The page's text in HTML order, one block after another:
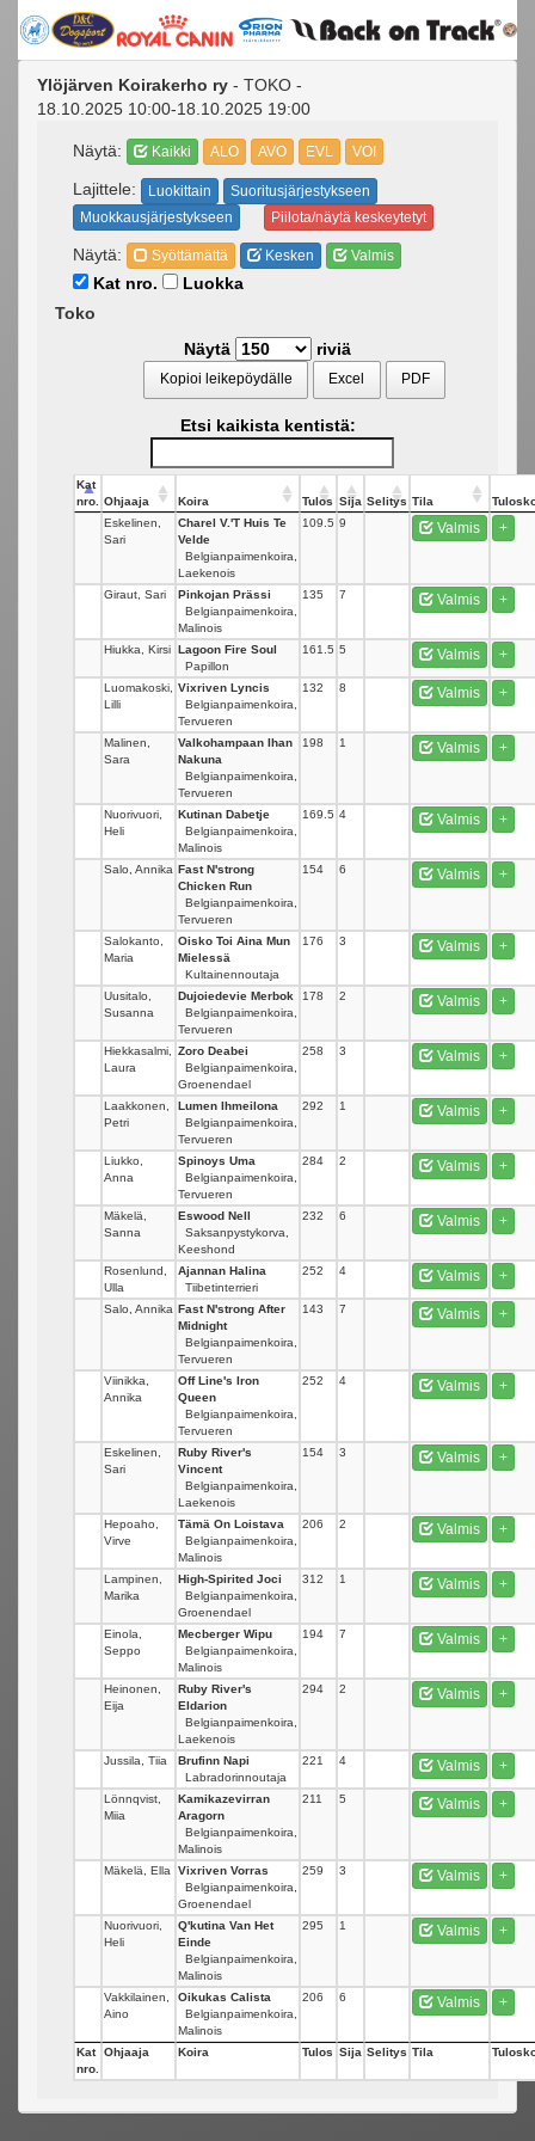
Ylöjärven Koirakerho ry - TOKO -
18.10.2025 10:00-18.10.2025 19:00
Näytä: Kaikki ALO AVO EVL VOI
Lajittele: Luokittain
Suoritusjärjestykseen
Muokkausjärjestykseen
Piilota/näytä keskeytetyt
Näytä: Syöttämättä Kesken Valmis
Kat nro.
Luokka
Toko
Näytä
riviä
Kopioi leikepöydälle Excel PDF
Etsi kaikista kentistä:
Kat
nro.
Ohjaaja Koira Tulos Sija Selitys Tila
Eskelinen,
Sari
Charel V.'t Huis Te
Velde
Belgianpaimenkoira,
Laekenois
109.5 9 Valmis +
Giraut, Sari
Pinkojan Prässi
Belgianpaimenkoira,
Malinois
135 7 Valmis +
Hiukka, Kirsi Lagoon Fire Soul
Papillon
161.5 5 Valmis +
Luomakoski,
Lilli
Vixriven Lyncis
Belgianpaimenkoira,
Tervueren
132 8 Valmis +
Malinen,
Sara
Valkohampaan Ihan
Nakuna
Belgianpaimenkoira,
Tervueren
198 1 Valmis +
Nuorivuori,
Heli
Kutinan Dabetje
Belgianpaimenkoira,
Malinois
169.5 4 Valmis +
Salo, Annika Fast N'strong
Chicken Run
Belgianpaimenkoira,
Tervueren
154 6 Valmis +
Salokanto,
Maria
Oisko Toi Aina Mun
Mielessä
Kultainennoutaja
176 3 Valmis +
Uusitalo,
Susanna
Dujoiedevie Merbok
Belgianpaimenkoira,
Tervueren
178 2 Valmis +
Hiekkasalmi,
Laura
Zoro Deabei
Belgianpaimenkoira,
Groenendael
258 3 Valmis +
Laakkonen,
Petri
Lumen Ihmeilona
Belgianpaimenkoira,
Tervueren
292 1 Valmis +
Liukko,
Anna
Spinoys Uma
Belgianpaimenkoira,
Tervueren
284 2 Valmis +
Mäkelä,
Sanna
Eswood Nell
Saksanpystykorva,
Keeshond
232 6 Valmis +
Rosenlund,
Ulla
Ajannan Halina
Tiibetinterrieri
252 4 Valmis +
Salo, Annika Fast N'strong After
Midnight
Belgianpaimenkoira,
Tervueren
143 7 Valmis +
Viinikka,
Annika
Off Line's Iron
Queen
Belgianpaimenkoira,
Tervueren
252 4 Valmis +
Eskelinen,
Sari
Ruby River's
Vincent
Belgianpaimenkoira,
Laekenois
154 3 Valmis +
Hepoaho,
Virve
Tämä On Loistava
Belgianpaimenkoira,
Malinois
206 2 Valmis +
Lampinen,
Marika
High-Spirited Joci
Belgianpaimenkoira,
Groenendael
312 1 Valmis +
Einola,
Seppo
Mecberger Wipu
Belgianpaimenkoira,
Malinois
194 7 Valmis +
Heinonen,
Eija
Ruby River's
Eldarion
Belgianpaimenkoira,
Laekenois
294 2 Valmis +
Jussila, Tiia
Brufinn Napi
Labradorinnoutaja
221 4 Valmis +
Lönnqvist,
Miia
Kamikazevirran
Aragorn
Belgianpaimenkoira,
Malinois
211 5 Valmis +
Mäkelä, Ella
Vixriven Vorras
Belgianpaimenkoira,
Groenendael
259 3 Valmis +
Nuorivuori,
Heli
Q'kutina Van Het
Einde
Belgianpaimenkoira,
Malinois
295 1 Valmis +
Vakkilainen,
Aino
Oikukas Calista
Belgianpaimenkoira,
Malinois
206 6 Valmis +
Kat
nro.
Ohjaaja Koira Tulos Sija Selitys Tila